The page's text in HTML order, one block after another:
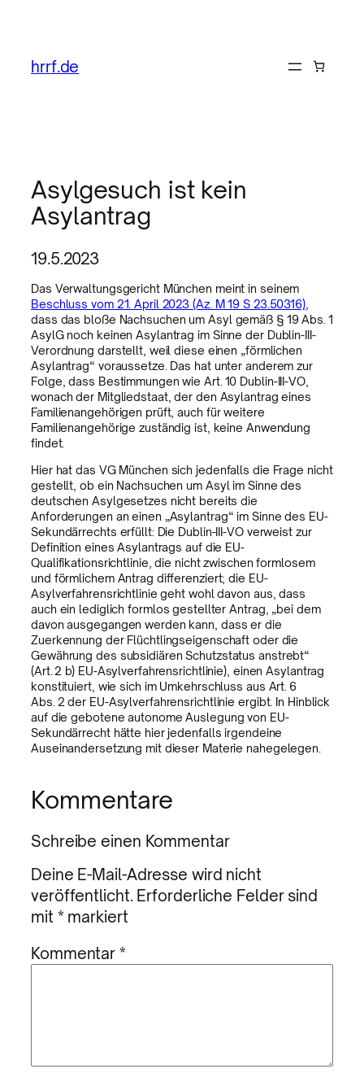
hrrf.de
Asylgesuch ist kein
Asylantrag
19.5.2023
Das Verwaltungsgericht München meint in seinem
Beschluss vom 21. April 2023 (Az. M 19 S 23.50316)
dass das bloße Nachsuchen um Asyl gemäß § 19 Abs. 1
AsylG noch keinen Asylantrag im Sinne der Dublin-III-
Verordnung darstellt, weil diese einen „förmlichen
Asylantrag“ voraussetze. Das hat unter anderem zur
Folge, dass Bestimmungen wie Art. 10 Dublin-III-VO,
wonach der Mitgliedstaat, der den Asylantrag eines
Familienangehörigen prüft, auch für weitere
Familienangehörige zuständig ist, keine Anwendung
findet.
Hier hat das VG München sich jedenfalls die Frage nicht
gestellt, ob ein Nachsuchen um Asyl im Sinne des
deutschen Asylgesetzes nicht bereits die
Anforderungen an einen „Asylantrag“ im Sinne des EU-
Sekundärrechts erfüllt: Die Dublin-III-VO verweist zur
Definition eines Asylantrags auf die EU-
Qualifikationsrichtlinie, die nicht zwischen formlosem
und förmlichem Antrag differenziert; die EU-
Asylverfahrensrichtlinie geht wohl davon aus, dass
auch ein lediglich formlos gestellter Antrag, „bei dem
davon ausgegangen werden kann, dass er die
Zuerkennung der Flüchtlingseigenschaft oder die
Gewährung des subsidiären Schutzstatus anstrebt“
(Art. 2 b) EU-Asylverfahrensrichtlinie), einen Asylantrag
konstituiert, wie sich im Umkehrschluss aus Art. 6
Abs. 2 der EU-Asylverfahrensrichtlinie ergibt. In Hinblick
auf die gebotene autonome Auslegung von EU-
Sekundärrecht hätte hier jedenfalls irgendeine
Auseinandersetzung mit dieser Materie nahegelegen.
Kommentare
Schreibe einen Kommentar
Deine E-Mail-Adresse wird nicht
veröffentlicht. Erforderliche Felder sind
mit * markiert
Kommentar*